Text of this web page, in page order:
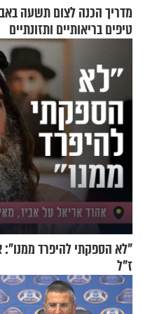
מדריך הכנה לצום תשעה
טיפים בריאותיים ותזונתיים
לשמירה על הגוף
"לא הספקתי להיפרד ממנו":
ז"ל